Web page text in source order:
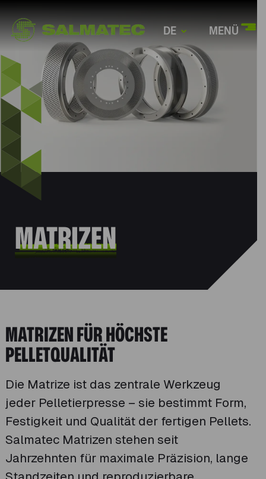
DE MENÜ
MATRIZEN
MATRIZEN FÜR HÖCHSTE
PELLETQUALITÄT
Die Matrize ist das zentrale Werkzeug
jeder Pelletierpresse – sie bestimmt Form,
Festigkeit und Qualität der fertigen Pellets.
Salmatec Matrizen stehen seit
Jahrzehnten für maximale Präzision, lange